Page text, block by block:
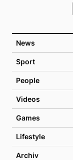
News
Sport
People
Videos
Games
Lifestyle
Archiv